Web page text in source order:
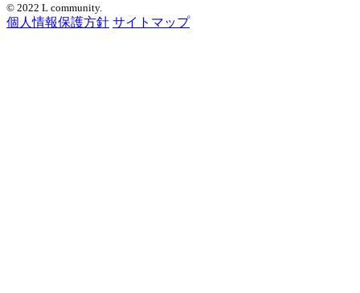
© 2022 L community.
個人情報保護方針 サイトマップ